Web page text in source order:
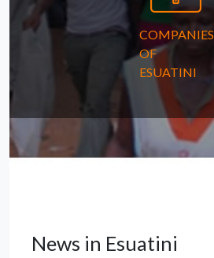
COMPANIES
OF
ESUATINI
News in Esuatini